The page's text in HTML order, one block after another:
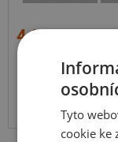
4 230 Kč
Tyto
cookie ke